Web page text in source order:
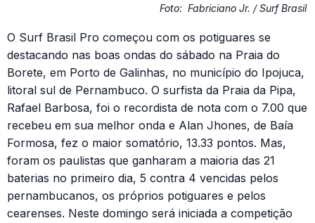
Foto: Fabriciano Jr. / Surf Brasil
O Surf Brasil Pro começou com os potiguares se
destacando nas boas ondas do sábado na Praia do
Borete, em Porto de Galinhas, no município do Ipojuca,
litoral sul de Pernambuco. O surfista da Praia da Pipa,
Rafael Barbosa, foi o recordista de nota com o 7.00 que
recebeu em sua melhor onda e Alan Jhones, de Baía
Formosa, fez o maior somatório, 13.33 pontos. Mas,
foram os paulistas que ganharam a maioria das 21
baterias no primeiro dia, 5 contra 4 vencidas pelos
pernambucanos, os próprios potiguares e pelos
cearenses. Neste domingo será iniciada a competição